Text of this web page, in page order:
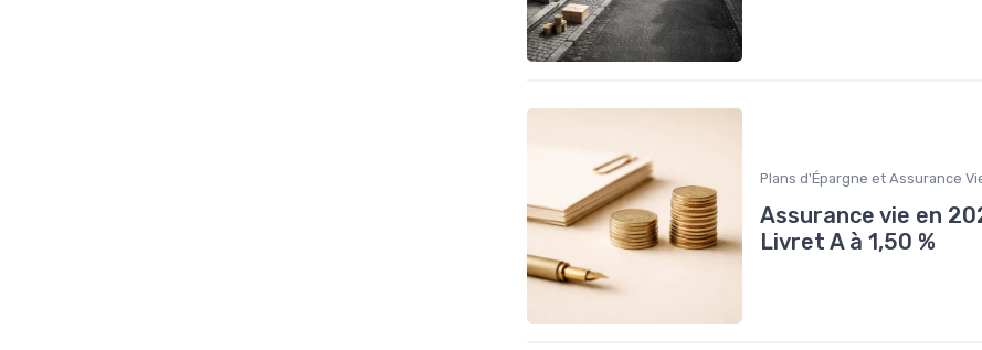
Plans d'Épargne et Assurance
Assurance vie en
Livret A à 1,50 %